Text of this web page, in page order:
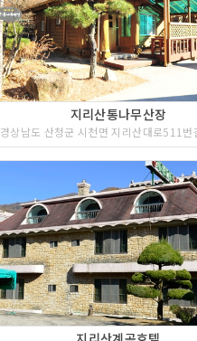
지리산통나무산장
경상남도 산청군 시천면 지리산대로511